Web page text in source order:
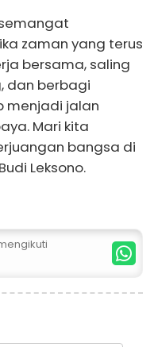
zaman yang terus
bersama, saling
dan berbagi
menjadi jalan
Mari kita
bangsa di
Leksono.